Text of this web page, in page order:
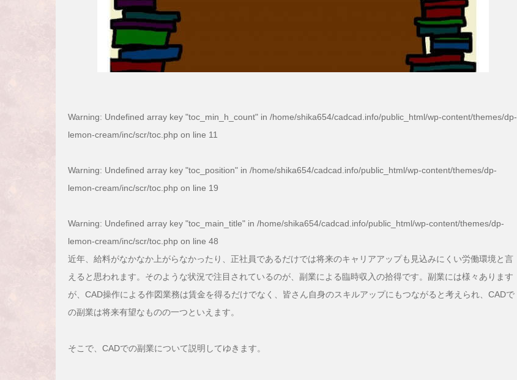
Warning: Undefined array key "toc_min_h_count" in /home/shika654/cadcad.info/public_html/wp-content/themes/dp-
lemon-cream/inc/scr/toc.php on line 11
Warning: Undefined array key "toc_position" in /home/shika654/cadcad.info/public_html/wp-content/themes/dp-
lemon-cream/inc/scr/toc.php on line 19
Warning: Undefined array key "toc_main_title" in /home/shika654/cadcad.info/public_html/wp-content/themes/dp-
lemon-cream/inc/scr/toc.php on line 48
近年、給料がなかなか上がらなかったり、正社員であるだけでは将来のキャリアアップも見込みにくい労働環境と言
えると思われます。そのような状況で注目されているのが、副業による臨時収入の拾得です。副業には様々あります
が、CAD操作による作図業務は賃金を得るだけでなく、皆さん自身のスキルアップにもつながると考えられ、CADで
の副業は将来有望なものの一つといえます。
そこで、CADでの副業について説明してゆきます。